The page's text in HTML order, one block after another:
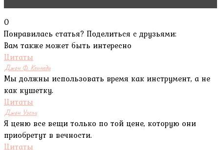
0
Понравилась статья? Поделиться с друзьями:
Вам также может быть интересно
Цитаты
Джон Ф. Кеннеди
Мы должны использовать время как инструмент, а не
как кушетку.
Цитаты
Джон Уэсли
Я ценю все вещи только по той цене, которую они
приобретут в вечности.
Цитаты